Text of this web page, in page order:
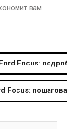
вам
Focus:
Focus: